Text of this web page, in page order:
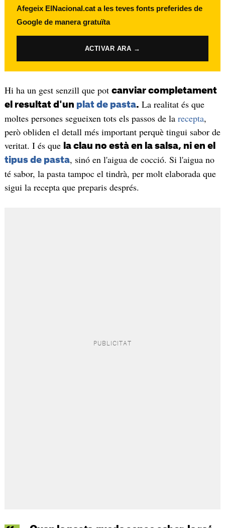
Afegeix ElNacional.cat a les teves fonts preferides de
Google de manera gratuïta
ACTIVAR ARA →
Hi ha un gest senzill que pot canviar completament
el resultat d'un plat de pasta. La realitat és que
moltes persones segueixen tots els passos de la recepta,
però obliden el detall més important perquè tingui sabor de
veritat. I és que la clau no està en la salsa, ni en el
tipus de pasta, sinó en l'aigua de cocció. Si l'aigua no
té sabor, la pasta tampoc el tindrà, per molt elaborada que
sigui la recepta que preparis després.